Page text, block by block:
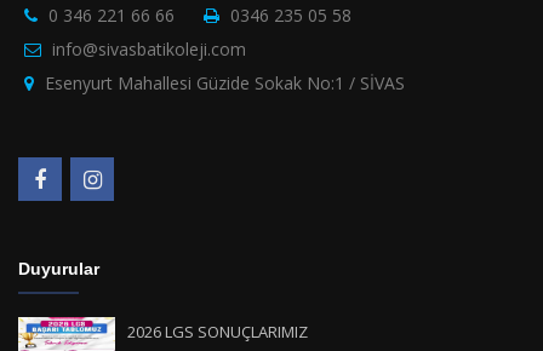
0 346 221 66 66
0346 235 05 58
info@sivasbatikoleji.com
Esenyurt Mahallesi Güzide Sokak No:1 / SİVAS
Duyurular
2026 LGS SONUÇLARIMIZ